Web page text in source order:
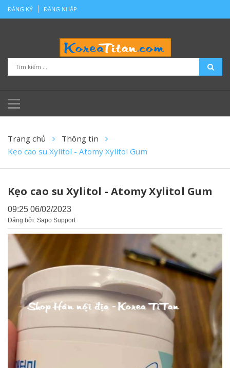
ĐĂNG KÝ ĐĂNG NHẬP
Trang chủ
Thông tin
Kẹo cao su Xylitol - Atomy Xylitol Gum
Kẹo cao su Xylitol - Atomy Xylitol Gum
09:25 06/02/2023
Đăng bởi: Sapo Support